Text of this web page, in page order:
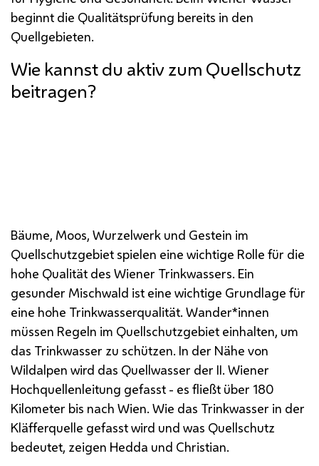
beginnt die Qualitätsprüfung bereits in den
Quellgebieten.
Wie kannst du aktiv zum Quellschutz
beitragen?
Bäume, Moos, Wurzelwerk und Gestein im
Quellschutzgebiet spielen eine wichtige Rolle für die
hohe Qualität des Wiener Trinkwassers. Ein
gesunder Mischwald ist eine wichtige Grundlage für
eine hohe Trinkwasserqualität. Wander*innen
müssen Regeln im Quellschutzgebiet einhalten, um
das Trinkwasser zu schützen. In der Nähe von
Wildalpen wird das Quellwasser der II. Wiener
Hochquellenleitung gefasst - es fließt über 180
Kilometer bis nach Wien. Wie das Trinkwasser in der
Kläfferquelle gefasst wird und was Quellschutz
bedeutet, zeigen Hedda und Christian.